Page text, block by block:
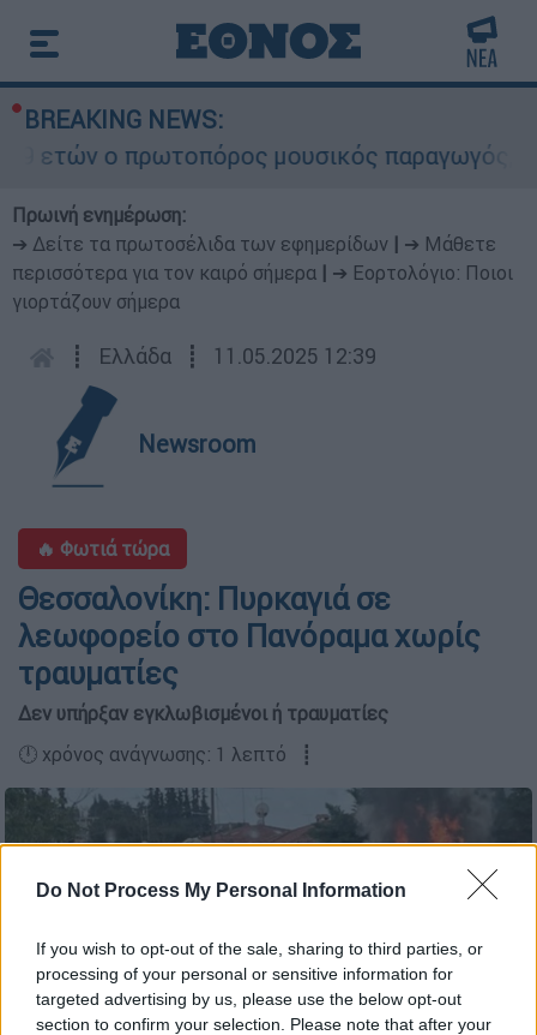
Do Not Process My Personal Information
If you wish to opt-out of the sale, sharing to third parties, or
processing of your personal or sensitive information for
targeted advertising by us, please use the below opt-out
section to confirm your selection. Please note that after your
BREAKING NEWS:
ετών ο πρωτοπόρος μουσικός παραγωγός,
Πρωινή ενημέρωση:
➔ Δείτε τα πρωτοσέλιδα των εφημερίδων
➔ Μάθετε
περισσότερα για τον καιρό σήμερα
➔ Εορτολόγιο: Ποιοι
γιορτάζουν σήμερα
┋ Ελλάδα ┋ 11.05.2025 12:39
Newsroom
🔥 Φωτιά τώρα
Θεσσαλονίκη: Πυρκαγιά σε
λεωφορείο στο Πανόραμα χωρίς
τραυματίες
Δεν υπήρξαν εγκλωβισμένοι ή τραυματίες
🕛 χρόνος ανάγνωσης: 1 λεπτό ┋